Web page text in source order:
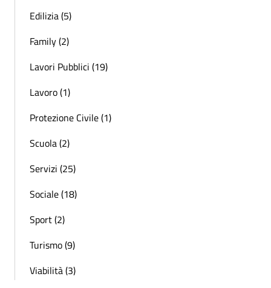
Edilizia (5)
Family (2)
Lavori Pubblici (19)
Lavoro (1)
Protezione Civile (1)
Scuola (2)
Servizi (25)
Sociale (18)
Sport (2)
Turismo (9)
Viabilità (3)